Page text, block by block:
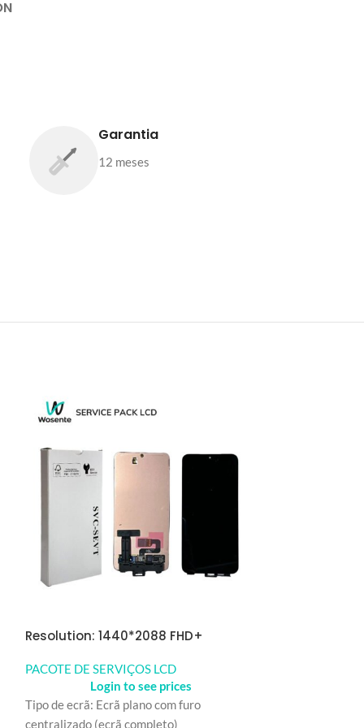
Garantia
12 meses
Resolution: 1440*2088 FHD+
PACOTE DE SERVIÇOS LCD
Login to see prices
Tipo de ecrã: Ecrã plano com furo
centralizado (ecrã completo)